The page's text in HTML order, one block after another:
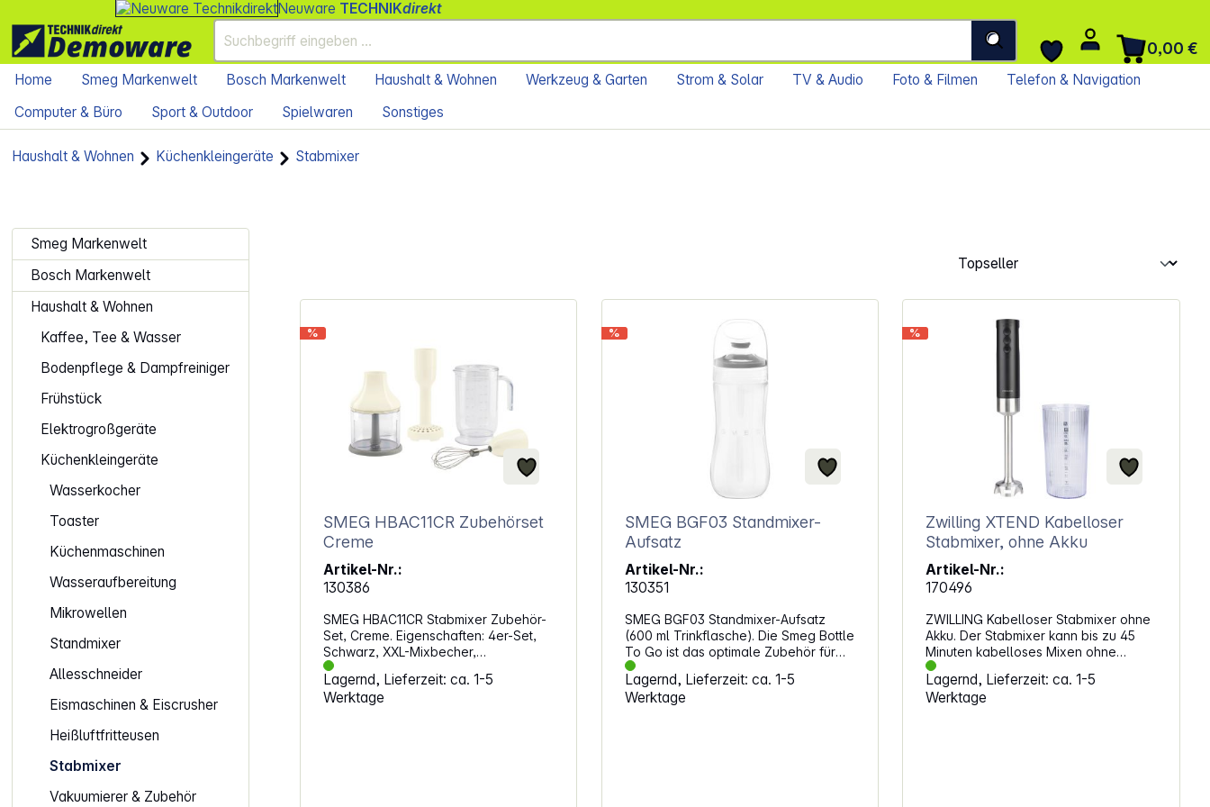
Neuware TECHNIKdirekt
0,00 €
Home Smeg Markenwelt Bosch Markenwelt Haushalt & Wohnen Werkzeug & Garten Strom & Solar TV & Audio Foto & Filmen
Telefon & Navigation
Computer & Büro
Sport & Outdoor Spielwaren Sonstiges
Haushalt & Wohnen Küchenkleingeräte Stabmixer
Smeg Markenwelt
Bosch Markenwelt
Haushalt & Wohnen
Kaffee, Tee & Wasser
Bodenpflege & Dampfreiniger
Frühstück
Elektrogroßgeräte
Küchenkleingeräte
Wasserkocher
Toaster
Küchenmaschinen
Wasseraufbereitung
Mikrowellen
Standmixer
Allesschneider
Eismaschinen & Eiscrusher
Heißluftfritteusen
Stabmixer
Vakuumierer & Zubehör
%
SMEG HBAC11CR Zubehörset
Creme
Artikel-Nr.:
130386
SMEG HBAC11CR Stabmixer Zubehör-
Set, Creme. Eigenschaften: 4er-Set,
Schwarz, XXL-Mixbecher,
Zerkleinerer, Kartoffelstamper,
Schneebesen XXL-Mixbecher: 1,4 l
Behälter aus Tritan (BPA-frei)
Lagernd, Lieferzeit: ca. 1-5
Werktage
%
SMEG BGF03 Standmixer-
Aufsatz
Artikel-Nr.:
130351
SMEG BGF03 Standmixer-Aufsatz
(600 ml Trinkflasche). Die Smeg Bottle
To Go ist das optimale Zubehör für
den Standmixer BLF03, ideal für die
Zubereitung von frischen Shakes und
Smoothies unterwegs. Mit einer
Lagernd, Lieferzeit: ca. 1-5
Werktage
%
Zwilling XTEND Kabelloser
Stabmixer, ohne Akku
Artikel-Nr.:
170496
ZWILLING Kabelloser Stabmixer ohne
Akku. Der Stabmixer kann bis zu 45
Minuten kabelloses Mixen ohne
Nachladen und dabei genauso
kraftvoll wie ein Mixer mit Kabel.
Flexibilität und LeistungDer Mixer
Lagernd, Lieferzeit: ca. 1-5
Werktage